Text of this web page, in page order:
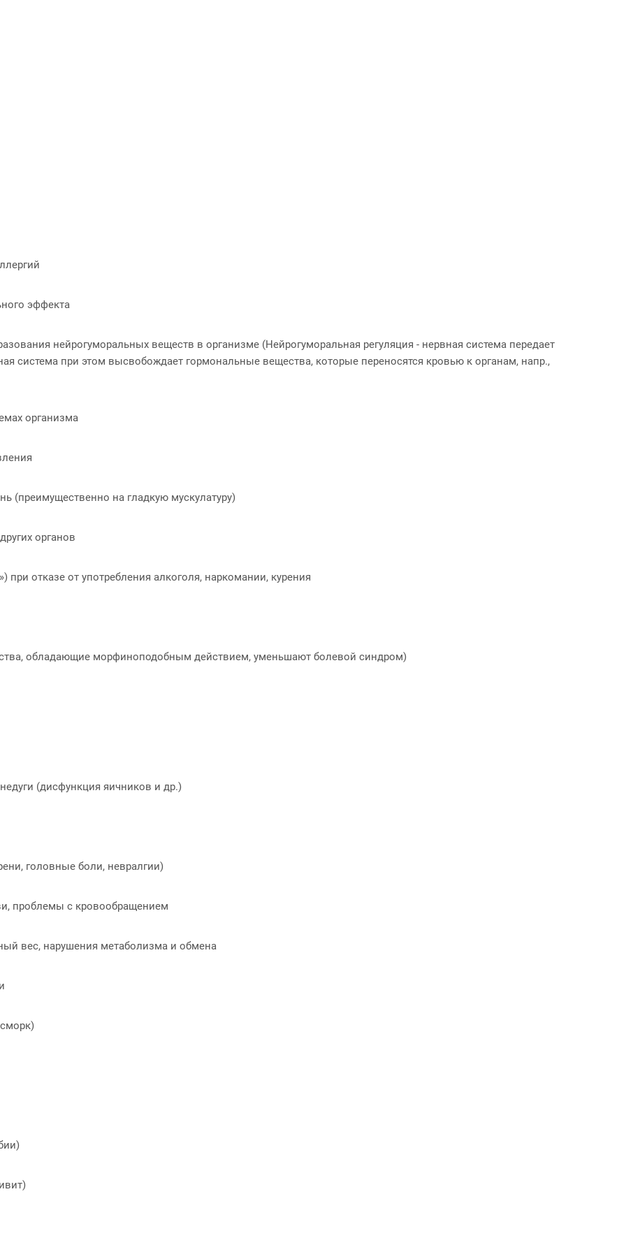
эффекта
нейрогуморальных веществ в организме (Нейрогуморальная регуляция - нервная система передает
система при этом высвобождает гормональные вещества, которые переносятся кровью к органам, напр.,
организма
(преимущественно на гладкую мускулатуру)
органов
отказе от употребления алкоголя, наркомании, курения
обладающие морфиноподобным действием, уменьшают болевой синдром)
(дисфункция яичников и др.)
головные боли, невралгии)
проблемы с кровообращением
вес, нарушения метаболизма и обмена